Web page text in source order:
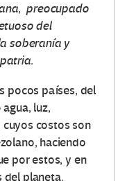
preocupado
del
soberanía y
pocos países, del
luz,
costos son
haciendo
por estos, y en
del planeta.